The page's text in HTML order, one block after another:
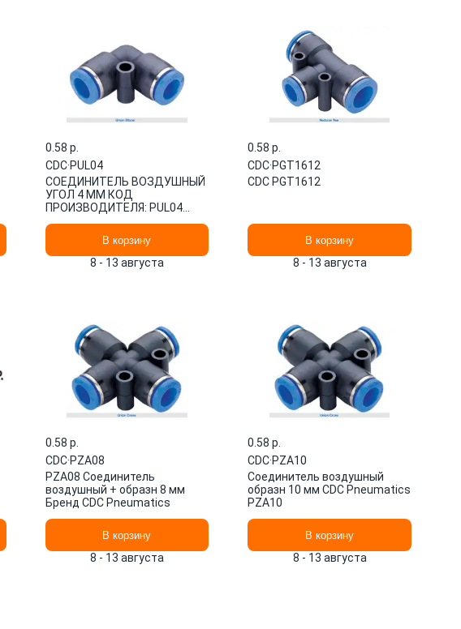
0.58 p.
CDC·PUL04
СОЕДИНИТЕЛЬ ВОЗДУШНЫЙ
УГОЛ 4 ММ КОД
ПРОИЗВОДИТЕЛЯ: PUL04
В корзину
8 - 13 августа
0.58 p.
CDC·PGT1612
CDC PGT1612
В корзину
8 - 13 августа
0.58 p.
CDC·PZA08
PZA08 Соединитель
воздушный + образн 8 мм
Бренд CDC Pneumatics
В корзину
8 - 13 августа
0.58 p.
CDC·PZA10
Соединитель воздушный
образн 10 мм CDC Pneumatics
PZA10
В корзину
8 - 13 августа